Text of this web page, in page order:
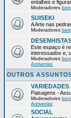
entalhes e
Moderadores
SUISEKI
A Arte nas
Moderadores
Este espaço é
interessados e,
Moderadores
Arzivenko
OUTROS
VARIEDADES
Paisagens -
Moderadores
Arzivenko
SOCIAL